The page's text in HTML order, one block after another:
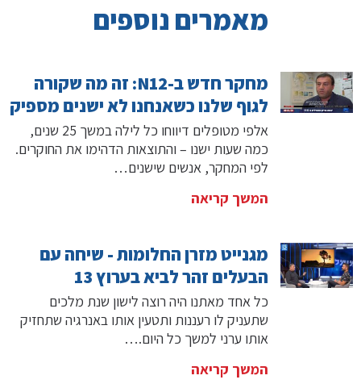
מאמרים נוספים
מחקר חדש ב-N12: זה מה שקורה
לגוף שלנו כשאנחנו לא ישנים מספיק
אלפי מטופלים דיווחו כל לילה במשך 25 שנים,
כמה שעות ישנו – והתוצאות הדהימו את החוקרים.
לפי המחקר, אנשים שישנים…
המשך קריאה
מגנייט מזרן החלומות - שיחה עם
הבעלים זהר לביא בערוץ 13
כל אחד מאתנו היה רוצה לישון שנת מלכים
שתעניק לו רעננות ותטעין אותו באנרגיה שתחזיק
אותו ערני למשך כל היום.…
המשך קריאה